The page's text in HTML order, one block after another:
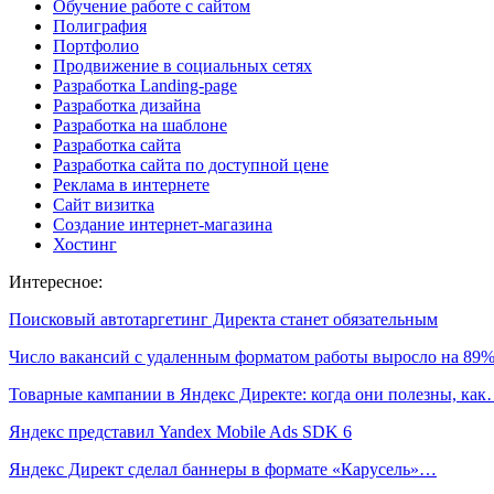
Обучение работе с сайтом
Полиграфия
Портфолио
Продвижение в социальных сетях
Разработка Landing-page
Разработка дизайна
Разработка на шаблоне
Разработка сайта
Разработка сайта по доступной цене
Реклама в интернете
Сайт визитка
Создание интернет-магазина
Хостинг
Интересное:
Поисковый автотаргетинг Директа станет обязательным
Число вакансий с удаленным форматом работы выросло на
Товарные кампании в Яндекс Директе: когда они полезны,
Яндекс представил Yandex Mobile Ads SDK 6
Яндекс Директ сделал баннеры в формате «Карусель»…